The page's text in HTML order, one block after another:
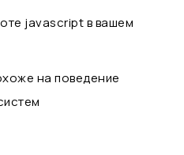
javascript в вашем
на поведение